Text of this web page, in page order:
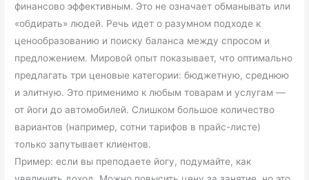
финансово эффективным. Это не означает обманывать или
«обдирать» людей. Речь идет о разумном подходе к
ценообразованию и поиску баланса между спросом и
предложением. Мировой опыт показывает, что оптимально
предлагать три ценовые категории: бюджетную, среднюю
и элитную. Это применимо к любым товарам и услугам —
от йоги до автомобилей. Слишком большое количество
вариантов (например, сотни тарифов в прайс-листе)
только запутывает клиентов.
Пример: если вы преподаете йогу, подумайте, как